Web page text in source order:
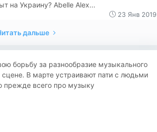
на Украину? Abelle Alex...
23 Янв 2019
дальше
борьбу за разнообразие музыкального
В марте устраивают пати с людьми
прежде всего про музыку